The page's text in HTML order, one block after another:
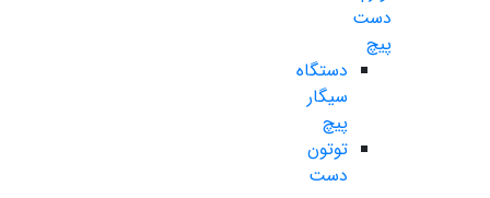
دست
پیچ
دستگاه
سیگار
پیچ
توتون
دست